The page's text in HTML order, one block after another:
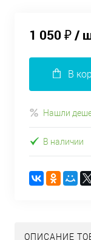
1 050 ₽/
В
Нашли
В наличии
ОПИСАНИЕ